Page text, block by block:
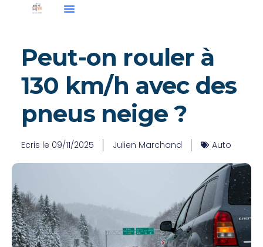
Peut-on rouler à
130 km/h avec des
pneus neige ?
Ecris le 09/11/2025 Julien Marchand Auto